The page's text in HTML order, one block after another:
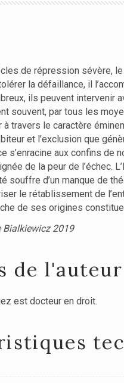
de répression sévère,
la défaillance, il
ils peuvent intervenir
souvent, par tous les
à travers le caractère
et l’exclusion que
s’enracine aux confins de
de la peur de l’échec.
souffre d’un manque de
le rétablissement de
de ses origines
Bialkiewicz 2019
de l'auteur
est docteur en droit.